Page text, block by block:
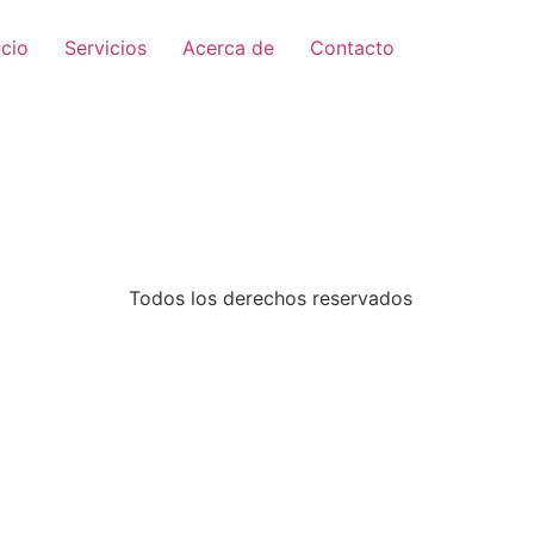
Servicios Acerca de Contacto
Todos los derechos reservados